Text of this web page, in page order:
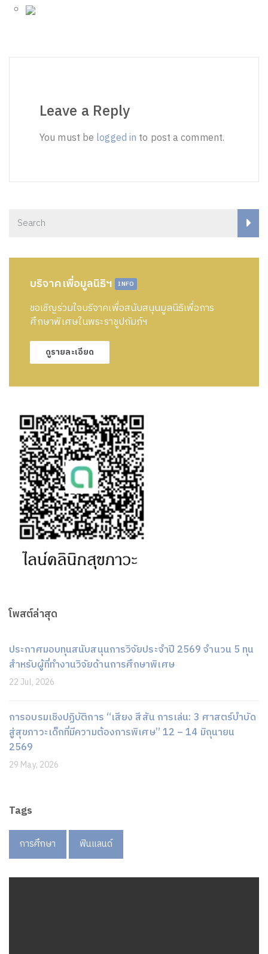
Leave a Reply
You must be logged in to post a comment.
บริจาคเพื่อมูลนิธิฯ INFO
ขอเชิญร่วมใจบริจาคเพื่อสนับสนุนมูลนิธิเพื่อการ
ศึกษาพิเศษในพระราชูปถัมภ์ฯ
ดูรายละเอียด
โพสต์ล่าสุด
ประกาศมอบทุนสนับสนุนการวิจัยประจำปี 2569 จำนวน 5 ทุน
สำหรับผู้ที่ทำงานวิจัยด้านการศึกษาพิเศษ
22 Jul, 2026
การอบรมเชิงปฏิบัติการ “เสียง สีสัน การเล่น: 3 ศาสตร์บำบัด
สู่สุขภาวะเด็กที่มีความต้องการพิเศษ” 12 – 14 มิถุนายน
2569
29 May, 2026
Tags
การศึกษา ฟินแลนด์